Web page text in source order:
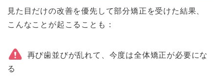
見た目だけの改善を優先して部分矯正を受けた結果、
こんなことが起こることも：
再び歯並びが乱れて、今度は全体矯正が必要にな
る